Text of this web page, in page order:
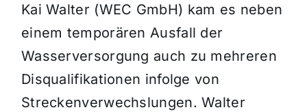
Kai Walter (WEC GmbH) kam es neben
einem temporären Ausfall der
Wasserversorgung auch zu mehreren
Disqualifikationen infolge von
Streckenverwechslungen. Walter